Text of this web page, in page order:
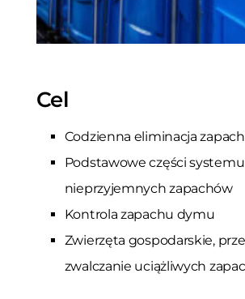
Cel
Codzienna eliminacja
Podstawowe części
nieprzyjemnych zapachów
Kontrola zapachu dymu
Zwierzęta gospodarskie,
zwalczanie uciążliwych